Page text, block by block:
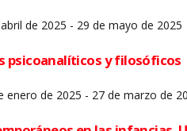
de 2025 - 29 de mayo de 2025
psicoanalíticos y filosóficos
enero de 2025 - 27 de marzo de